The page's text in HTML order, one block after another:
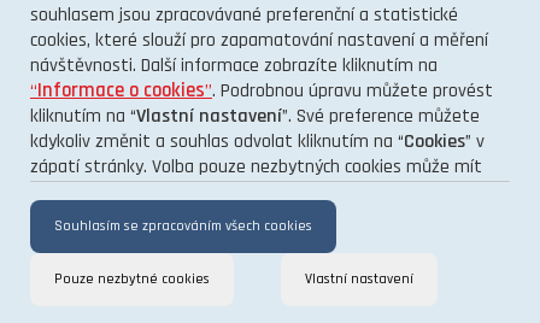
souhlasem jsou zpracovávané preferenční a statistické
cookies, které slouží pro zapamatování nastavení a měření
návštěvnosti. Další informace zobrazíte kliknutím na
“Informace o cookies”. Podrobnou úpravu můžete provést
kliknutím na “Vlastní nastavení”. Své preference můžete
kdykoliv změnit a souhlas odvolat kliknutím na “Cookies” v
zápatí stránky. Volba pouze nezbytných cookies může mít
Souhlasím se zpracováním všech cookies
Pouze nezbytné cookies Vlastní nastavení